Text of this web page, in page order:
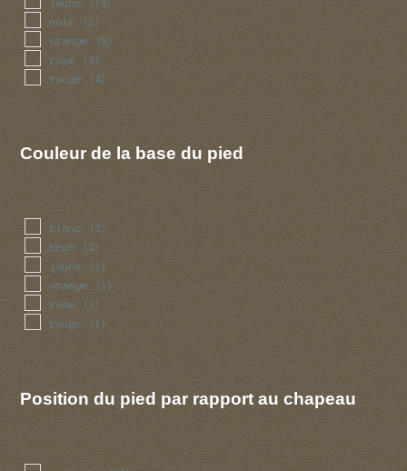
(14)
noir (2)
orange (8)
rose (3)
rouge (4)
Couleur de la base du pied
blanc (2)
brun (2)
jaune (1)
orange (1)
rose (1)
rouge (1)
Position du pied par rapport au chapeau